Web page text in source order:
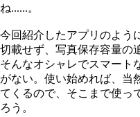
ね......。
今回紹介したアプリのよう
切載せず、写真保存容量の
そんなオシャレでスマート
がない。使い始めれば、当
てくるので、そこまで使っ
ろう。